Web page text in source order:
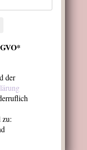
die Haut nicht
im
der
zu: